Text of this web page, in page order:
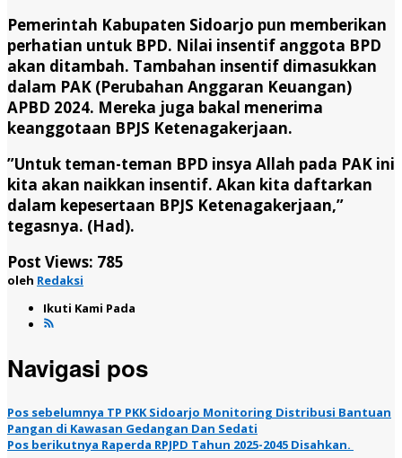
Pemerintah Kabupaten Sidoarjo pun memberikan
perhatian untuk BPD. Nilai insentif anggota BPD
akan ditambah. Tambahan insentif dimasukkan
dalam PAK (Perubahan Anggaran Keuangan)
APBD 2024. Mereka juga bakal menerima
keanggotaan BPJS Ketenagakerjaan.
”Untuk teman-teman BPD insya Allah pada PAK ini
kita akan naikkan insentif. Akan kita daftarkan
dalam kepesertaan BPJS Ketenagakerjaan,”
tegasnya. (Had).
Post Views: 785
oleh Redaksi
Ikuti Kami Pada
Navigasi pos
Pos sebelumnya TP PKK Sidoarjo Monitoring Distribusi Bantuan
Pangan di Kawasan Gedangan Dan Sedati
Pos berikutnya Raperda RPJPD Tahun 2025-2045 Disahkan.